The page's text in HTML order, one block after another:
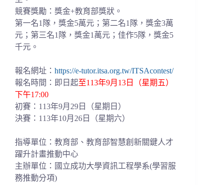
競賽獎勵：獎金+教育部獎狀。
第一名1隊，獎金5萬元；第二名1隊，獎金3萬
元；第三名1隊， 獎金1萬元；佳作5隊，獎金5
千元。
報名網址： https://e-tutor.itsa.org.tw/ITSAcontest/
報名時間：即日起至113年9月13日（星期五）
下午17:00
初賽：113年9月29日（星期日）
決賽：113年10月26日（星期六）
指導單位：教育部、教育部智慧創新關鍵人才
躍升計畫推動中心
主辦單位：國立成功大學資訊工程學系(學習服
務推動分項)